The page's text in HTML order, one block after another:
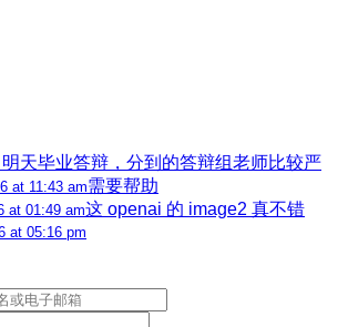
天毕业答辩，分到的答辩组老师比较严
at 11:43 am需要帮助
at 01:49 am这 openai 的 image2 真不错
at 05:16 pm